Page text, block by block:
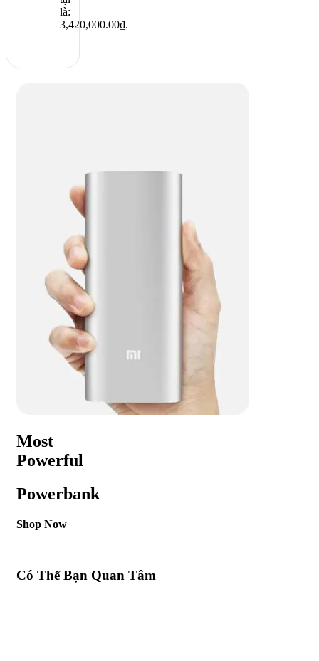
là:
3,420,000.00₫.
Most
Powerful
Powerbank
Shop Now
Có Thể Bạn Quan Tâm